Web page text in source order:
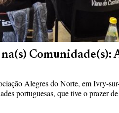
Comunidade(s):
Alegres do Norte, em Ivry-
portuguesas, que tive o prazer de